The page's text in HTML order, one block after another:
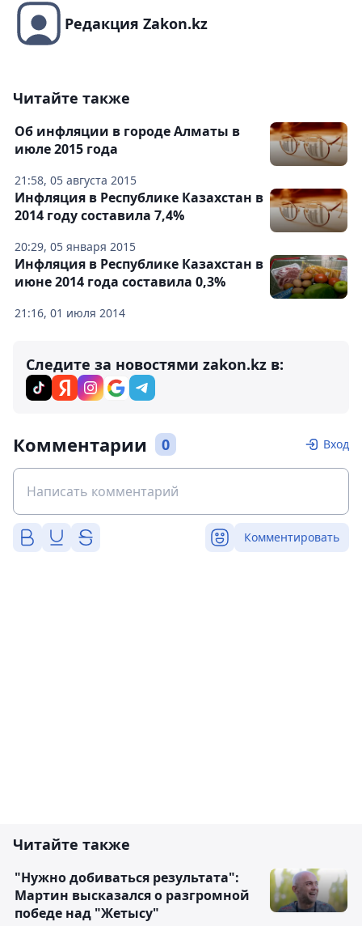
Редакция Zakon.kz
Читайте также
21:58, 05 августа 2015
Об инфляции в городе Алматы в
июле 2015 года
20:29, 05 января 2015
Инфляция в Республике Казахстан в
2014 году составила 7,4%
21:16, 01 июля 2014
Инфляция в Республике Казахстан в
июне 2014 года составила 0,3%
Следите за новостями zakon.kz в:
Комментарии 0 Вход
Комментировать
Читайте также
"Нужно добиваться результата":
Мартин высказался о разгромной
победе над "Жетысу"